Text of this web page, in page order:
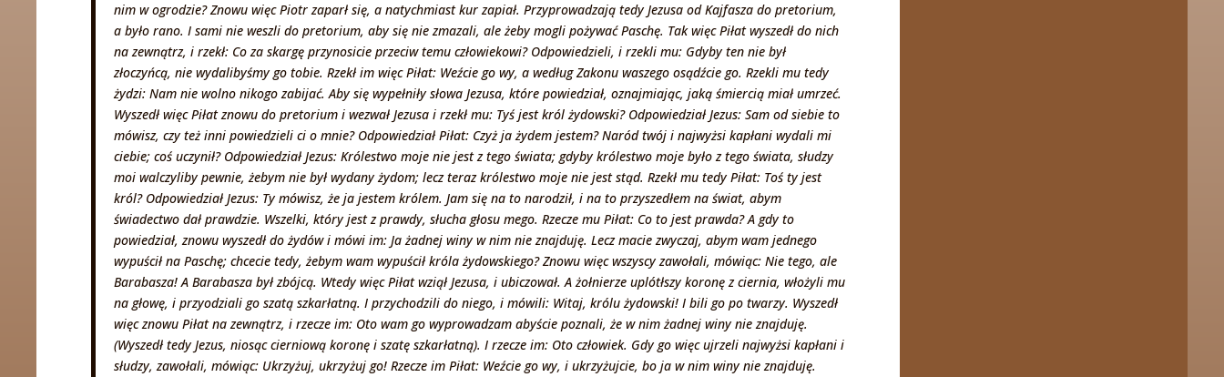
nim w ogrodzie? Znowu więc Piotr zaparł się, a natychmiast kur zapiał. Przyprowadzają tedy Jezusa od Kajfasza do pretorium,
a było rano. I sami nie weszli do pretorium, aby się nie zmazali, ale żeby mogli pożywać Paschę. Tak więc Piłat wyszedł do nich
na zewnątrz, i rzekł: Co za skargę przynosicie przeciw temu człowiekowi? Odpowiedzieli, i rzekli mu: Gdyby ten nie był
złoczyńcą, nie wydalibyśmy go tobie. Rzekł im więc Piłat: Weźcie go wy, a według Zakonu waszego osądźcie go. Rzekli mu tedy
żydzi: Nam nie wolno nikogo zabijać. Aby się wypełniły słowa Jezusa, które powiedział, oznajmiając, jaką śmiercią miał umrzeć.
Wyszedł więc Piłat znowu do pretorium i wezwał Jezusa i rzekł mu: Tyś jest król żydowski? Odpowiedział Jezus: Sam od siebie to
mówisz, czy też inni powiedzieli ci o mnie? Odpowiedział Piłat: Czyż ja żydem jestem? Naród twój i najwyżsi kapłani wydali mi
ciebie; coś uczynił? Odpowiedział Jezus: Królestwo moje nie jest z tego świata; gdyby królestwo moje było z tego świata, słudzy
moi walczyliby pewnie, żebym nie był wydany żydom; lecz teraz królestwo moje nie jest stąd. Rzekł mu tedy Piłat: Toś ty jest
król? Odpowiedział Jezus: Ty mówisz, że ja jestem królem. Jam się na to narodził, i na to przyszedłem na świat, abym
świadectwo dał prawdzie. Wszelki, który jest z prawdy, słucha głosu mego. Rzecze mu Piłat: Co to jest prawda? A gdy to
powiedział, znowu wyszedł do żydów i mówi im: Ja żadnej winy w nim nie znajduję. Lecz macie zwyczaj, abym wam jednego
wypuścił na Paschę; chcecie tedy, żebym wam wypuścił króla żydowskiego? Znowu więc wszyscy zawołali, mówiąc: Nie tego, ale
Barabasza! A Barabasza był zbójcą. Wtedy więc Piłat wziął Jezusa, i ubiczował. A żołnierze uplótłszy koronę z ciernia, włożyli mu
na głowę, i przyodziali go szatą szkarłatną. I przychodzili do niego, i mówili: Witaj, królu żydowski! I bili go po twarzy. Wyszedł
więc znowu Piłat na zewnątrz, i rzecze im: Oto wam go wyprowadzam abyście poznali, że w nim żadnej winy nie znajduję.
(Wyszedł tedy Jezus, niosąc cierniową koronę i szatę szkarłatną). I rzecze im: Oto człowiek. Gdy go więc ujrzeli najwyżsi kapłani i
słudzy, zawołali, mówiąc: Ukrzyżuj, ukrzyżuj go! Rzecze im Piłat: Weźcie go wy, i ukrzyżujcie, bo ja w nim winy nie znajduję.